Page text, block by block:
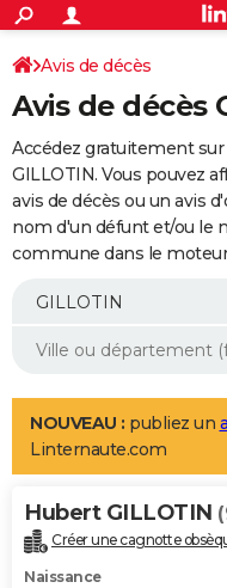
ACTUALITÉS
Politique
Société
Faits Divers
Education
Monde
Villes
+
SPORT
Coupe du monde 2026
Football
Tennis
Cyclisme
Rugby
Forum
Programme TV
TNT
Streaming
Cinéma
Sorties cinéma
Musique
+
FINANCE
Retraite
Epargne
Immobilier
Risques naturels par ville
Banque
Assurance
AUTO
Essais
Réserver un essai
Citadines
Berlines
SUV
Forum auto
+
Mobiles
Meilleur smartphone
Internet
Ordinateurs
Jeux vidéo
Guide high-tech
Aménagement intérieur
LIFESTYLE
Art de vivre
Bien-être
Loisirs
Mode
Modes de vie
Alimentation
Guide de la santé
Maladies
Médicaments
Sommeil
VOYAGE
Destinations
City break
Voyage nature
Voyage de noces
Forum
Climat
+PHOTO
Avis de décès
Avis de décès
Accédez gratuitement
GILLOTIN. Vous pouvez
avis de décès ou un avis
nom d'un défunt et/ou le
commune dans le
NOUVEAU : publiez un
Linternaute.com
Hubert GILLOTIN
Créer une cagnotte
Naissance